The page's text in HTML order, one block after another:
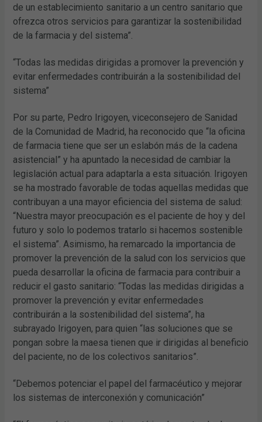
de un establecimiento sanitario a un centro sanitario que
ofrezca otros servicios para garantizar la sostenibilidad
de la farmacia y del sistema”.
“Todas las medidas dirigidas a promover la prevención y
evitar enfermedades contribuirán a la sostenibilidad del
sistema”
Por su parte, Pedro Irigoyen, viceconsejero de Sanidad
de la Comunidad de Madrid, ha reconocido que “la oficina
de farmacia tiene que ser un eslabón más de la cadena
asistencial” y ha apuntado la necesidad de cambiar la
legislación actual para adaptarla a esta situación. Irigoyen
se ha mostrado favorable de todas aquellas medidas que
contribuyan a una mayor eficiencia del sistema de salud:
“Nuestra mayor preocupación es el paciente de hoy y del
futuro y solo lo podemos tratarlo si hacemos sostenible
el sistema”. Asimismo, ha remarcado la importancia de
promover la prevención de la salud con los servicios que
pueda desarrollar la oficina de farmacia para contribuir a
reducir el gasto sanitario: “Todas las medidas dirigidas a
promover la prevención y evitar enfermedades
contribuirán a la sostenibilidad del sistema”, ha
subrayado Irigoyen, para quien “las soluciones que se
pongan sobre la maesa tienen que ir dirigidas al beneficio
del paciente, no de los colectivos sanitarios”.
“Debemos potenciar el papel del farmacéutico y mejorar
los sistemas de interconexión y comunicación”